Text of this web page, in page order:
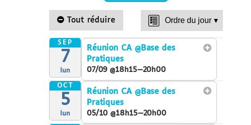
Tout réduire Ordre du jour ▾
SEP
7
lun
Réunion CA @Base des
Pratiques
07/09 @18h15—20h00
OCT
5
lun
Réunion CA @Base des
Pratiques
05/10 @18h15—20h00